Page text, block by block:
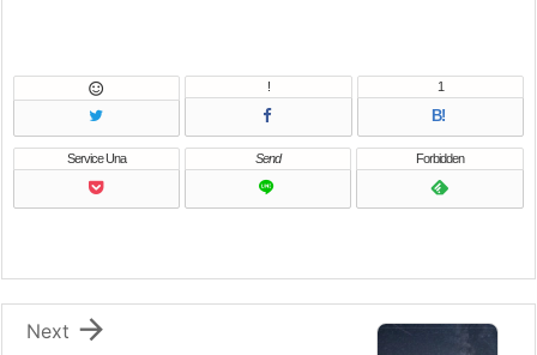
 !
B!
1
Service Una Send Forbidden

Next